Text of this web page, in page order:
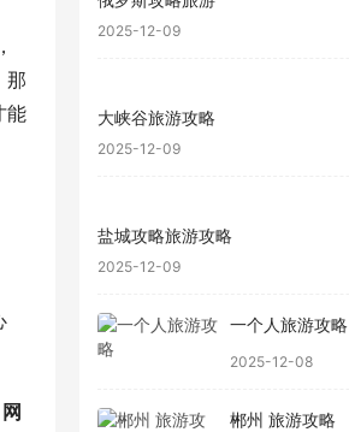
那
能
网
2025-12-09
大峡谷旅游攻略
2025-12-09
盐城攻略旅游攻略
2025-12-09
一个人旅游攻略
2025-12-08
郴州 旅游攻略